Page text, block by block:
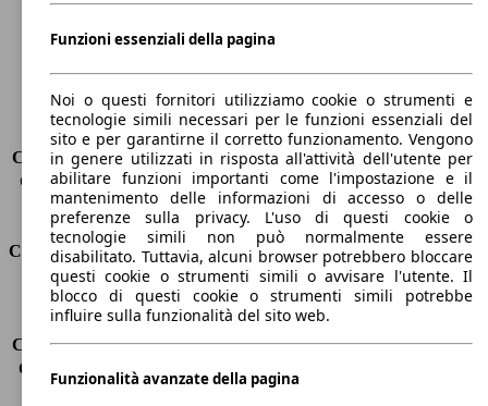
Peso massimo
-
Sedili
5
Carico sul tetto
-
Capacità di traino (senza freni) -
Capacità di traino (con freni)
1500 kg
Volume del bagagliaio
487 l
Consumi
Emissioni di CO2*
93 g/km (komb.)
Consumo (urbano)
4.2 l/100km
Consumo (extra-urbano) 3.1 l/100km
Consumo (combinato)*
3.5 l/100km
Funzioni essenziali della pagina
Noi o questi fornitori utilizziamo cookie o strumenti e
tecnologie simili necessari per le funzioni essenziali del
sito e per garantirne il corretto funzionamento. Vengono
in genere utilizzati in risposta all'attività dell'utente per
abilitare funzioni importanti come l'impostazione e il
mantenimento delle informazioni di accesso o delle
preferenze sulla privacy. L'uso di questi cookie o
tecnologie simili non può normalmente essere
disabilitato. Tuttavia, alcuni browser potrebbero bloccare
questi cookie o strumenti simili o avvisare l'utente. Il
blocco di questi cookie o strumenti simili potrebbe
influire sulla funzionalità del sito web.
Funzionalità avanzate della pagina